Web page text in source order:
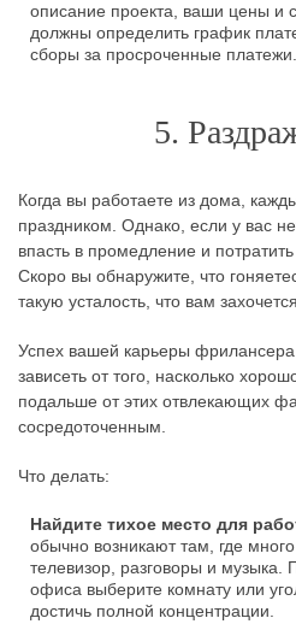
описание проекта, ваши цены и
должны определить график
сборы за просроченные платежи.
5.
Когда вы работаете из дома,
праздником. Однако, если у вас
впасть в промедление и
Скоро вы обнаружите, что
такую усталость, что вам
Успех вашей карьеры фрилансера
зависеть от того, насколько
подальше от этих отвлекающих
сосредоточенным.
Что делать:
Найдите тихое место для
обычно возникают там, где
телевизор, разговоры и музыка.
офиса выберите комнату или
достичь полной концентрации.